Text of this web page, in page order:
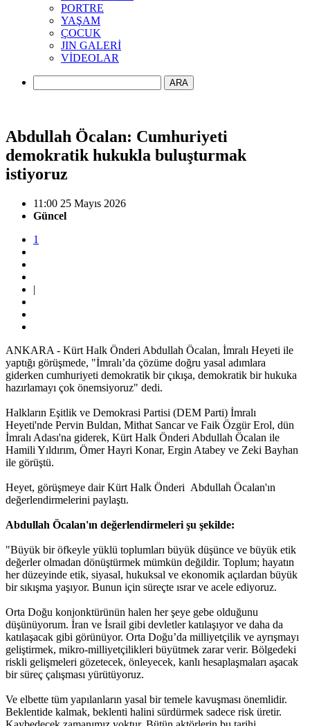
PORTRE
YAŞAM
ÇOCUK
JIN GALERİ
VİDEOLAR
ARA
Abdullah Öcalan: Cumhuriyeti
demokratik hukukla buluşturmak
istiyoruz
11:00 25 Mayıs 2026
Güncel
1
|
ANKARA - Kürt Halk Önderi Abdullah Öcalan, İmralı Heyeti ile
yaptığı görüşmede, "İmralı’da çözüme doğru yasal adımlara
giderken cumhuriyeti demokratik bir çıkışa, demokratik bir hukuka
hazırlamayı çok önemsiyoruz" dedi.
Halkların Eşitlik ve Demokrasi Partisi (DEM Parti) İmralı
Heyeti'nde Pervin Buldan, Mithat Sancar ve Faik Özgür Erol, dün
İmralı Adası'na giderek, Kürt Halk Önderi Abdullah Öcalan ile
Hamili Yıldırım, Ömer Hayri Konar, Ergin Atabey ve Zeki Bayhan
ile görüştü.
Heyet, görüşmeye dair Kürt Halk Önderi Abdullah Öcalan'ın
değerlendirmelerini paylaştı.
Abdullah Öcalan'ın değerlendirmeleri şu şekilde:
"Büyük bir öfkeyle yüklü toplumları büyük düşünce ve büyük etik
değerler olmadan dönüştürmek mümkün değildir. Toplum; hayatın
her düzeyinde etik, siyasal, hukuksal ve ekonomik açılardan büyük
bir sıkışma yaşıyor. Bunun için süreçte ısrar ve acele ediyoruz.
Orta Doğu konjonktürünün halen her şeye gebe olduğunu
düşünüyorum. İran ve İsrail gibi devletler katılaşıyor ve daha da
katılaşacak gibi görünüyor. Orta Doğu’da milliyetçilik ve ayrışmayı
geliştirmek, mikro-milliyetçilikleri büyütmek zarar verir. Bölgedeki
riskli gelişmeleri gözetecek, önleyecek, kanlı hesaplaşmaları aşacak
bir süreç çalışması yürütüyoruz.
Ve elbette tüm yapılanların yasal bir temele kavuşması önemlidir.
Beklentide kalmak, beklenti halini sürdürmek sadece risk üretir.